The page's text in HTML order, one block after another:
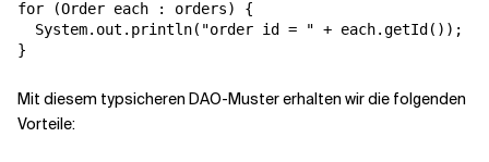
for (Order each : orders) {
  System.out.println("order id = " + each.getId());
Mit diesem typsicheren DAO-Muster erhalten wir die folgenden
Vorteile: